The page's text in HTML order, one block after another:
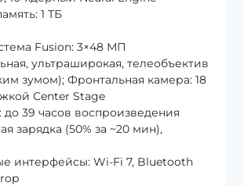
1 ТБ
Fusion: 3×48 МП
ультраширокая, телеобъектив
зумом); Фронтальная камера: 18
Center Stage
до 39 часов воспроизведения
зарядка (50% за ~20 мин),
интерфейсы: Wi-Fi 7, Bluetooth